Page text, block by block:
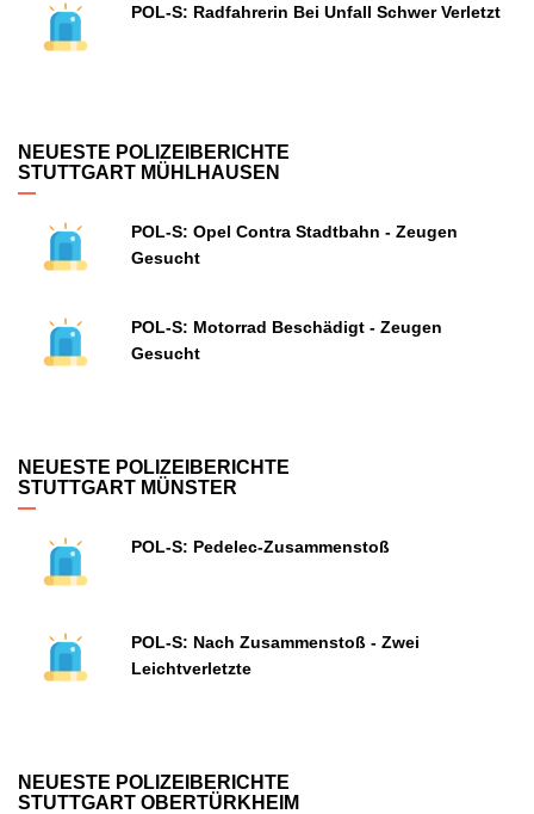
POL-S: Radfahrerin Bei Unfall Schwer Verletzt
NEUESTE POLIZEIBERICHTE
STUTTGART MÜHLHAUSEN
POL-S: Opel Contra Stadtbahn - Zeugen
Gesucht
POL-S: Motorrad Beschädigt - Zeugen
Gesucht
NEUESTE POLIZEIBERICHTE
STUTTGART MÜNSTER
POL-S: Pedelec-Zusammenstoß
POL-S: Nach Zusammenstoß - Zwei
Leichtverletzte
NEUESTE POLIZEIBERICHTE
STUTTGART OBERTÜRKHEIM